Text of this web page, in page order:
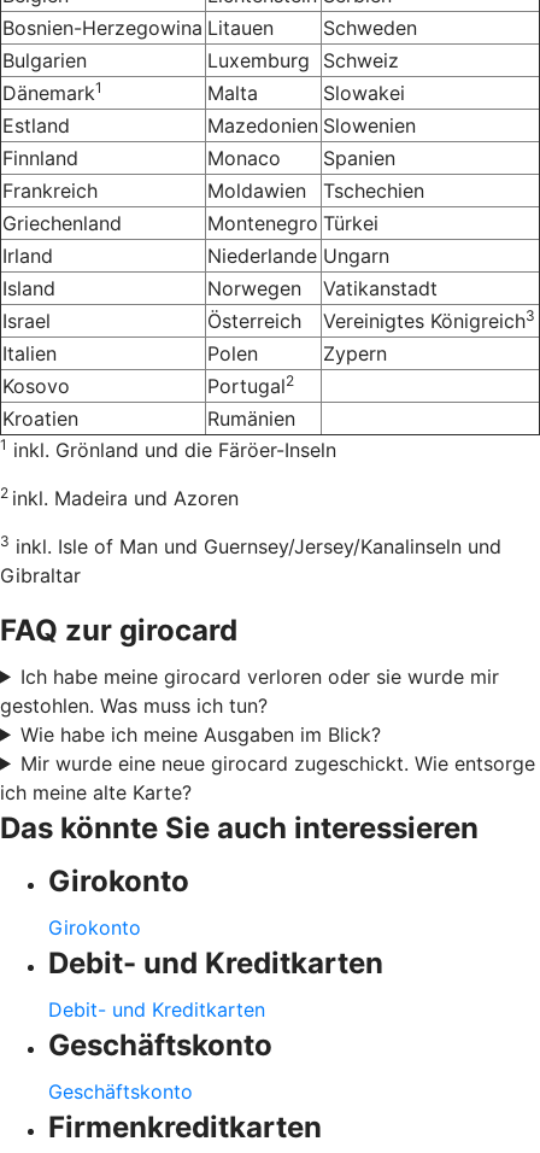
Bosnien-Herzegowina Litauen
Schweden
Bulgarien
Luxemburg
Schweiz
Dänemark1 Malta
Slowakei
Estland
Mazedonien Slowenien
Finnland
Monaco
Spanien
Frankreich
Moldawien
Tschechien
Griechenland
Montenegro Türkei
Irland
Niederlande Ungarn
Island
Norwegen
Vatikanstadt
Israel
Österreich Vereinigtes Königreich3
Italien Polen
Zypern
Kosovo
Portugal2
Kroatien Rumänien
1 inkl. Grönland und die Färöer-Inseln
2 inkl. Madeira und Azoren
3 inkl. Isle of Man und Guernsey/Jersey/Kanalinseln und
Gibraltar
FAQ zur girocard
Ich habe meine girocard verloren oder sie wurde mir
gestohlen. Was muss ich tun?
Wie habe ich meine Ausgaben im Blick?
Mir wurde eine neue girocard zugeschickt. Wie entsorge
ich meine alte Karte?
Das könnte Sie auch interessieren
Girokonto
Girokonto
Debit- und Kreditkarten
Debit- und Kreditkarten
Geschäftskonto
Geschäftskonto
Firmenkreditkarten